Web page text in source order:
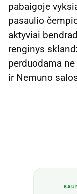
pabaigoje
pasaulio
aktyviai
renginys
perduodama
ir Nemuno